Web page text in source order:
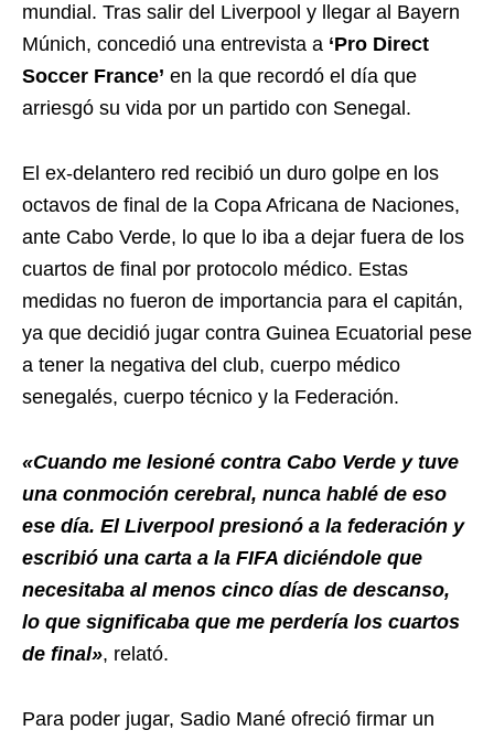
mundial. Tras salir del Liverpool y llegar al Bayern
Múnich, concedió una entrevista a ‘Pro Direct
Soccer France’ en la que recordó el día que
arriesgó su vida por un partido con Senegal.
El ex-delantero red recibió un duro golpe en los
octavos de final de la Copa Africana de Naciones,
ante Cabo Verde, lo que lo iba a dejar fuera de los
cuartos de final por protocolo médico. Estas
medidas no fueron de importancia para el capitán,
ya que decidió jugar contra Guinea Ecuatorial pese
a tener la negativa del club, cuerpo médico
senegalés, cuerpo técnico y la Federación.
«Cuando me lesioné contra Cabo Verde y tuve
una conmoción cerebral, nunca hablé de eso
ese día. El Liverpool presionó a la federación y
escribió una carta a la FIFA diciéndole que
necesitaba al menos cinco días de descanso,
lo que significaba que me perdería los cuartos
de final», relató.
Para poder jugar, Sadio Mané ofreció firmar un